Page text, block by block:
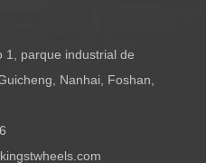
1, parque industrial de
Nanhai, Foshan,